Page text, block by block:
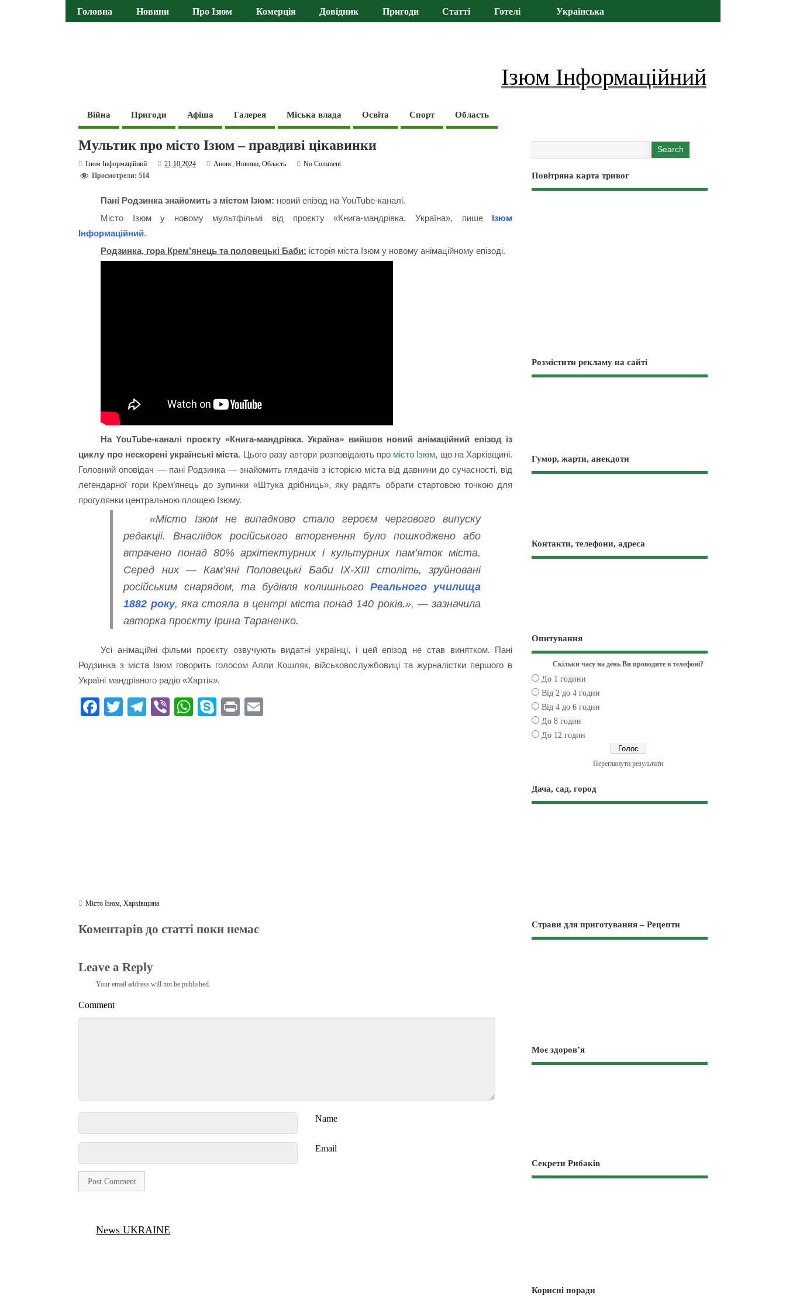
Головна Новини Про Ізюм Комерція Довідник Пригоди Статті Готелі Українська
Ізюм Інформаційний
Війна Пригоди Афіша Галерея Міська влада Освіта Спорт Область
Мультик про місто Ізюм – правдиві цікавинки
Ізюм Інформаційний 21.10.2024 Анонс,Новини,Область
No Comment
Просмотрели: 514
Пані Родзинка знайомить з містом Ізюм: новий епізод на YouTube-каналі.
Місто Ізюм у новому мультфільмі від проєкту «Книга-мандрівка. Україна», пише Ізюм
Інформаційний.
Родзинка, гора Крем’янець та половецькі Баби: історія міста Ізюм у новому анімаційному епізоді.
На YouTube-каналі проєкту «Книга-мандрівка. Україна» вийшов новий анімаційний епізод із
циклу про нескорені українські міста. Цього разу автори розповідають про місто Ізюм, що на Харківщині.
Головний оповідач — пані Родзинка — знайомить глядачів з історією міста від давнини до сучасності, від
легендарної гори Крем’янець до зупинки «Штука дрібниць», яку радять обрати стартовою точкою для
прогулянки центральною площею Ізюму.
«Місто Ізюм не випадково стало героєм чергового випуску
редакціі. Внаслідок російського вторгнення було пошкоджено або
втрачено понад 80% архітектурних і культурних пам’яток міста.
Серед них — Кам’яні Половецькі Баби IX-XIII століть, зруйновані
російським снарядом, та будівля колишньогоРеального училища
1882 року, яка стояла в центрі міста понад 140 років.», — зазначила
авторка проєкту Ірина Тараненко.
Усі анімаційні фільми проєкту озвучують видатні українці, і цей епізод не став винятком. Пані
Родзинка з міста Ізюм говорить голосом Алли Кошляк, військовослужбовиці та журналістки першого в
Україні мандрівного радіо «Хартія».
Fa T
Te Vi
W
S
Pr
Місто Ізюм ,Харківщина
Коментарів до статті поки немає
Leave a Reply
Your email address will not be published.
Comment
Name
Email
News UKRAINE
Повітряна карта тривог
Розмістити рекламу на сайті
Гумор, жарти, анекдоти
Контакти, телефони, адреса
Опитування
Скільки часу на день Ви проводите в телефоні?
До 1 години
Від 2 до 4 годин
Від 4 до 6 годин
До 8 годин
До 12 годин
Переглянути результати
Дача, сад, город
Страви для приготування – Рецепти
Моє здоров’я
Секрети Рибаків
Корисні поради